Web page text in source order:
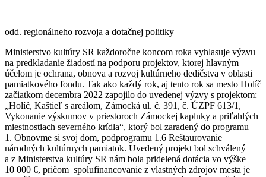
odd. regionálneho rozvoja a dotačnej politiky
Ministerstvo kultúry SR každoročne koncom roka vyhlasuje výzvu
na predkladanie žiadostí na podporu projektov, ktorej hlavným
účelom je ochrana, obnova a rozvoj kultúrneho dedičstva v oblasti
pamiatkového fondu. Tak ako každý rok, aj tento rok sa mesto Holíč
začiatkom decembra 2022 zapojilo do uvedenej výzvy s projektom:
„Holíč, Kaštieľ s areálom, Zámocká ul. č. 391, č. ÚZPF 613/1,
Vykonanie výskumov v priestoroch Zámockej kaplnky a priľahlých
miestnostiach severného krídla“, ktorý bol zaradený do programu
1. Obnovme si svoj dom, podprogramu 1.6 Reštaurovanie
národných kultúrnych pamiatok. Uvedený projekt bol schválený
a z Ministerstva kultúry SR nám bola pridelená dotácia vo výške
10 000 €, pričom spolufinancovanie z vlastných zdrojov mesta je